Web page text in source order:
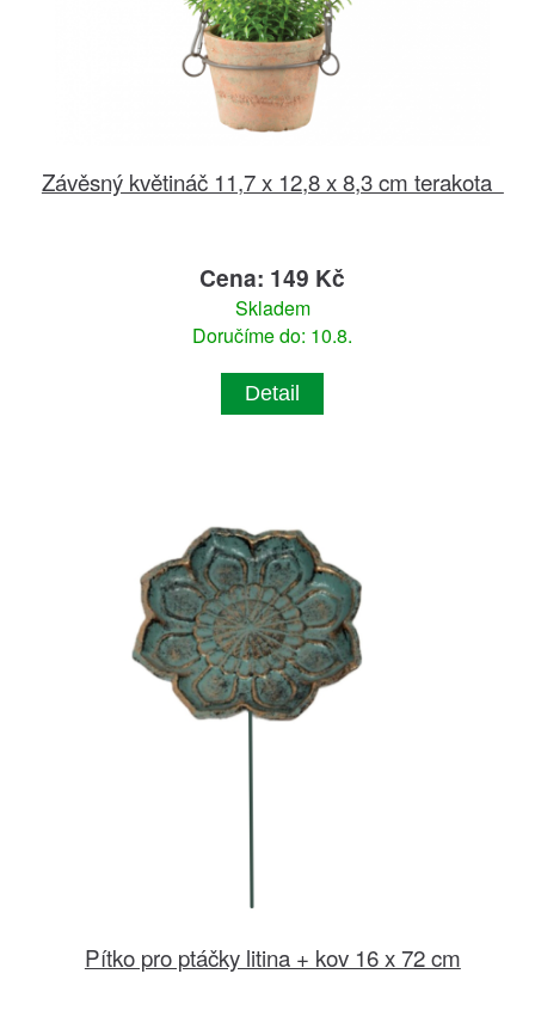
Závěsný květináč 11,7 x 12,8 x 8,3 cm terakota
Cena: 149 Kč
Skladem
Doručíme do: 10.8.
Detail
Pítko pro ptáčky litina + kov 16 x 72 cm